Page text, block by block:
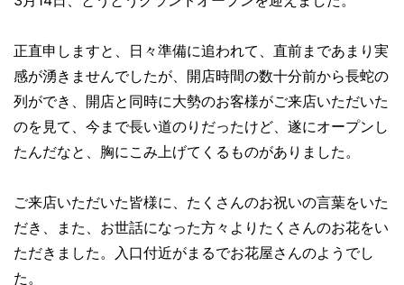
正直申しますと、日々準備に追われて、直前まであまり実
感が湧きませんでしたが、開店時間の数十分前から長蛇の
列ができ、開店と同時に大勢のお客様がご来店いただいた
のを見て、今まで長い道のりだったけど、遂にオープンし
たんだなと、胸にこみ上げてくるものがありました。
ご来店いただいた皆様に、たくさんのお祝いの言葉をいた
だき、また、お世話になった方々よりたくさんのお花をい
ただきました。入口付近がまるでお花屋さんのようでし
た。